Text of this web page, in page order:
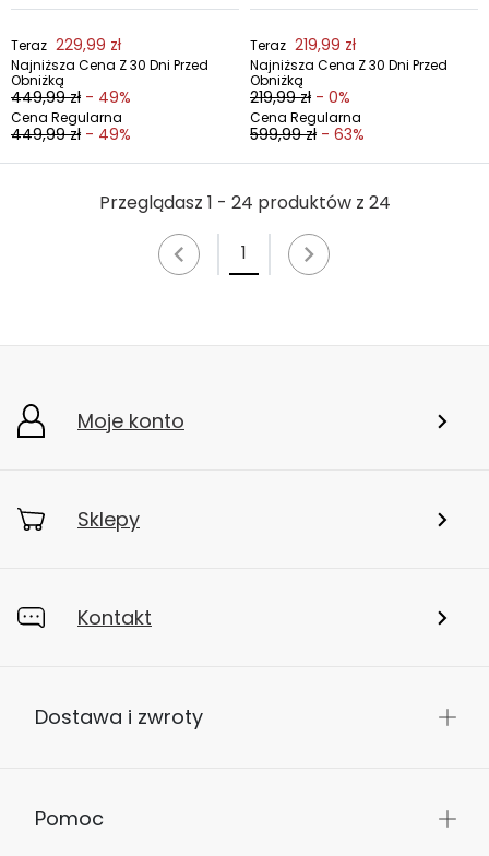
Teraz 229,99 zł
Najniższa Cena Z 30 Dni Przed
Obniżką
449,99 zł - 49%
Cena Regularna
449,99 zł - 49%
Teraz 219,99 zł
Najniższa Cena Z 30 Dni Przed
Obniżką
219,99 zł - 0%
Cena Regularna
599,99 zł - 63%
Przeglądasz 1 - 24 produktów z 24
1
Moje konto
Sklepy
Kontakt
Dostawa i zwroty
Pomoc